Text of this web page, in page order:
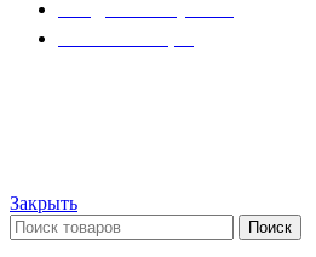
Закрыть
Поиск